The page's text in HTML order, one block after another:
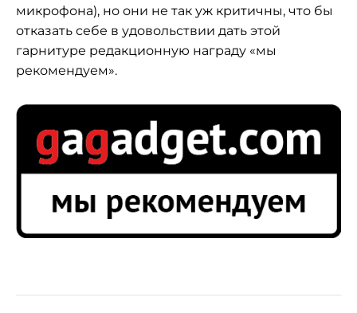
микрофона), но они не так уж критичны, что бы
отказать себе в удовольствии дать этой
гарнитуре редакционную награду «мы
рекомендуем».